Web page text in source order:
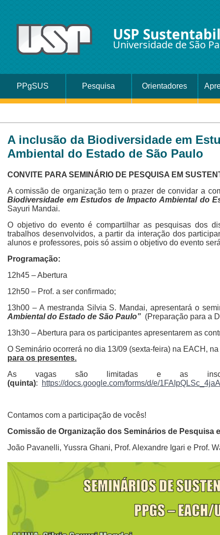
USP
Universidade de São
PPgSUS Pesquisa Orientadores
A inclusão da Biodiversidade em
Ambiental do Estado de São Paulo
CONVITE PARA SEMINÁRIO DE PESQUISA EM
A comissão de organização tem o prazer de convidar a
Biodiversidade em Estudos de Impacto Ambiental do
Sayuri Mandai.
O objetivo do evento é compartilhar as pesquisas dos
trabalhos desenvolvidos, a partir da interação dos
alunos e professores, pois só assim o objetivo do evento
Programação:
12h45 – Abertura
12h50 – Prof. a ser confirmado;
13h00 – A mestranda Silvia S. Mandai, apresentará o
Ambiental do Estado de São Paulo” (Preparação para a
13h30 – Abertura para os participantes apresentarem as
O Seminário ocorrerá no dia 13/09 (sexta-feira) na EACH,
para os presentes.
As vagas são limitadas e as
(quinta): https://docs.google.com/forms/d/e/
Contamos com a participação de vocês!
Comissão de Organização dos Seminários de Pesquisa
João Pavanelli, Yussra Ghani, Prof. Alexandre Igari e Prof.